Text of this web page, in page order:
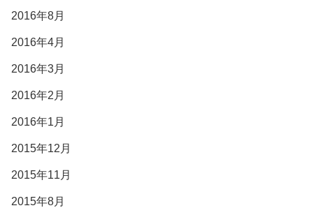
2016年8月
2016年4月
2016年3月
2016年2月
2016年1月
2015年12月
2015年11月
2015年8月